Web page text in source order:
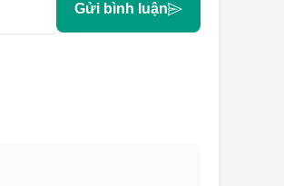
Gửi bình luận